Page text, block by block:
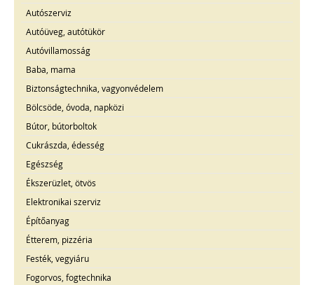
Autószerviz
Autóüveg, autótükör
Autóvillamosság
Baba, mama
Biztonságtechnika, vagyonvédelem
Bölcsöde, óvoda, napközi
Bútor, bútorboltok
Cukrászda, édesség
Egészség
Ékszerüzlet, ötvös
Elektronikai szerviz
Építőanyag
Étterem, pizzéria
Festék, vegyiáru
Fogorvos, fogtechnika